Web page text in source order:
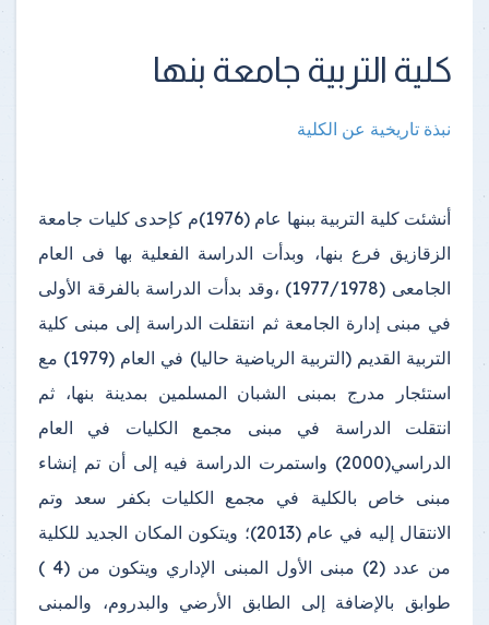
كلية التربية جامعة بنها
نبذة تاريخية عن الكلية
أنشئت كلية التربية ببنها عام (1976)م كإحدى كليات جامعة
الزقازيق فرع بنها، وبدأت الدراسة الفعلية بها فى العام
الجامعى (1977/1978) ،وقد بدأت الدراسة بالفرقة الأولى
في مبنى إدارة الجامعة ثم انتقلت الدراسة إلى مبنى كلية
التربية القديم (التربية الرياضية حاليا) في العام (1979) مع
استئجار مدرج بمبنى الشبان المسلمين بمدينة بنها، ثم
انتقلت الدراسة في مبنى مجمع الكليات في العام
الدراسي(2000) واستمرت الدراسة فيه إلى أن تم إنشاء
مبنى خاص بالكلية في مجمع الكليات بكفر سعد وتم
الانتقال إليه في عام (2013)؛ ويتكون المكان الجديد للكلية
من عدد (2) مبنى الأول المبنى الإداري ويتكون من (4 )
طوابق بالإضافة إلى الطابق الأرضي والبدروم، والمبنى